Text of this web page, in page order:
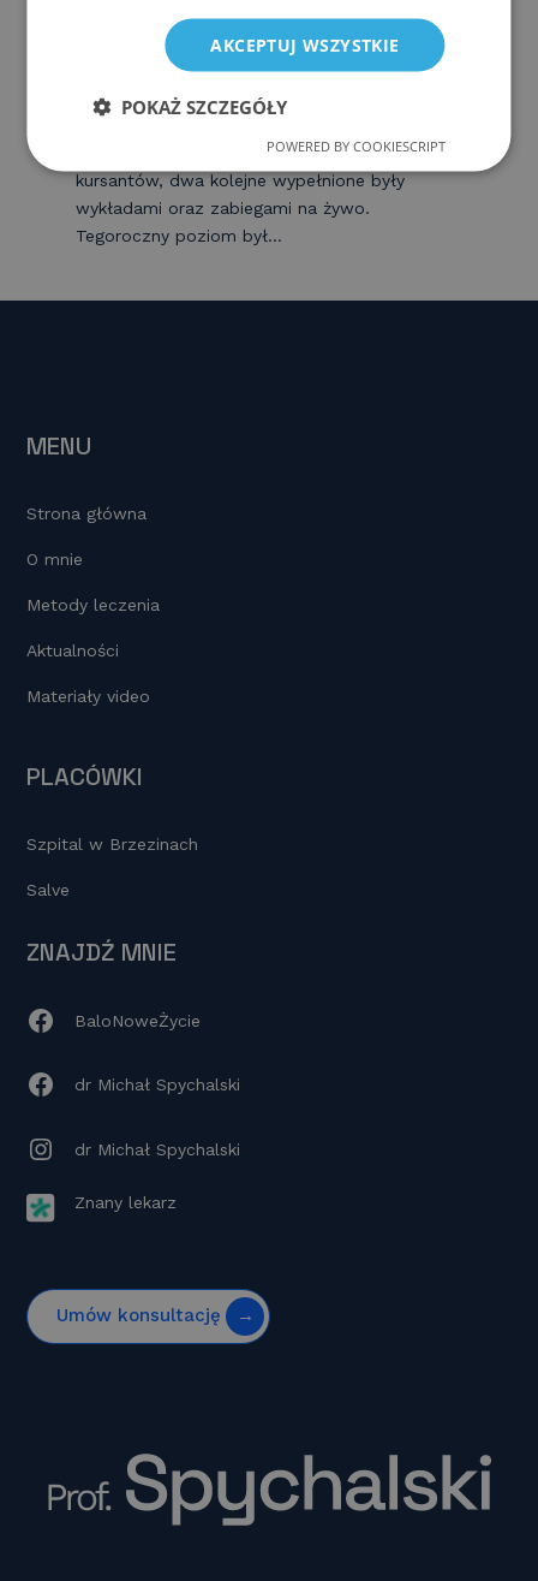
Za mną pobyt w King’s College w Londynie.
King’s Live to prawdziwe święto endoskopii.
pierwszy dzień to warsztaty praktyczne dla
kursantów, dwa kolejne wypełnione były
wykładami oraz zabiegami na żywo.
Tegoroczny poziom był...
MENU
Strona główna
O mnie
Metody leczenia
Aktualności
Materiały video
PLACÓWKI
Szpital w Brzezinach
Salve
ZNAJDŹ MNIE
BaloNoweŻycie
dr Michał Spychalski
dr Michał Spychalski
Znany lekarz
Umów konsultację
AKCEPTUJ WSZYSTKIE
POKAŻ SZCZEGÓŁY
POWERED BY COOKIESCRIPT